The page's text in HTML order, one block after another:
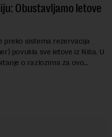
Obustavljamo letove
preko sistema rezervacija
povukla sve letove iz Niša. U
o razlozima za ovo